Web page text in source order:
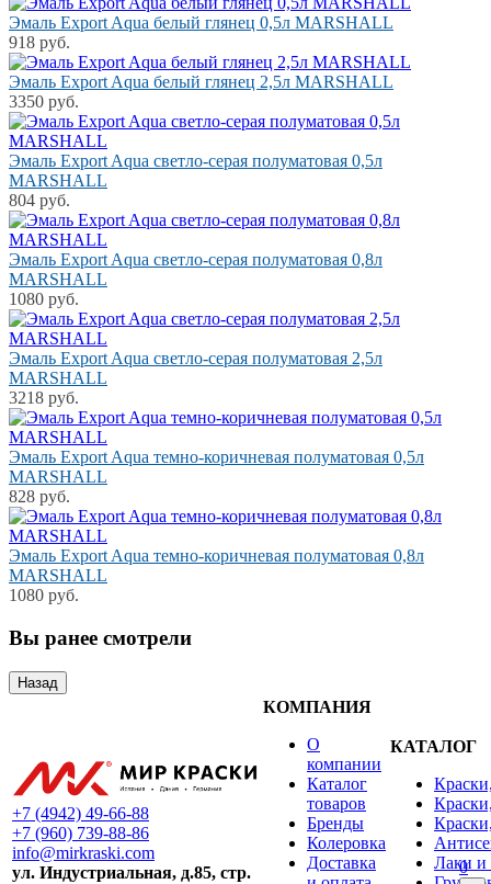
Эмаль Export Aqua белый глянец 0,5л MARSHALL
918 руб.
Эмаль Export Aqua белый глянец 2,5л MARSHALL
3350 руб.
Эмаль Export Aqua светло-серая полуматовая 0,5л
MARSHALL
804 руб.
Эмаль Export Aqua светло-серая полуматовая 0,8л
MARSHALL
1080 руб.
Эмаль Export Aqua светло-серая полуматовая 2,5л
MARSHALL
3218 руб.
Эмаль Export Aqua темно-коричневая полуматовая 0,5л
MARSHALL
828 руб.
Эмаль Export Aqua темно-коричневая полуматовая 0,8л
MARSHALL
1080 руб.
Вы ранее смотрели
+7 (4942) 49-66-88
+7 (960) 739-88-86
info@mirkraski.com
ул. Индустриальная, д.85, стр.
КОМПАНИЯ
О
компании
Каталог
товаров
Бренды
Колеровка
Доставка
КАТАЛОГ
Лаки и
0